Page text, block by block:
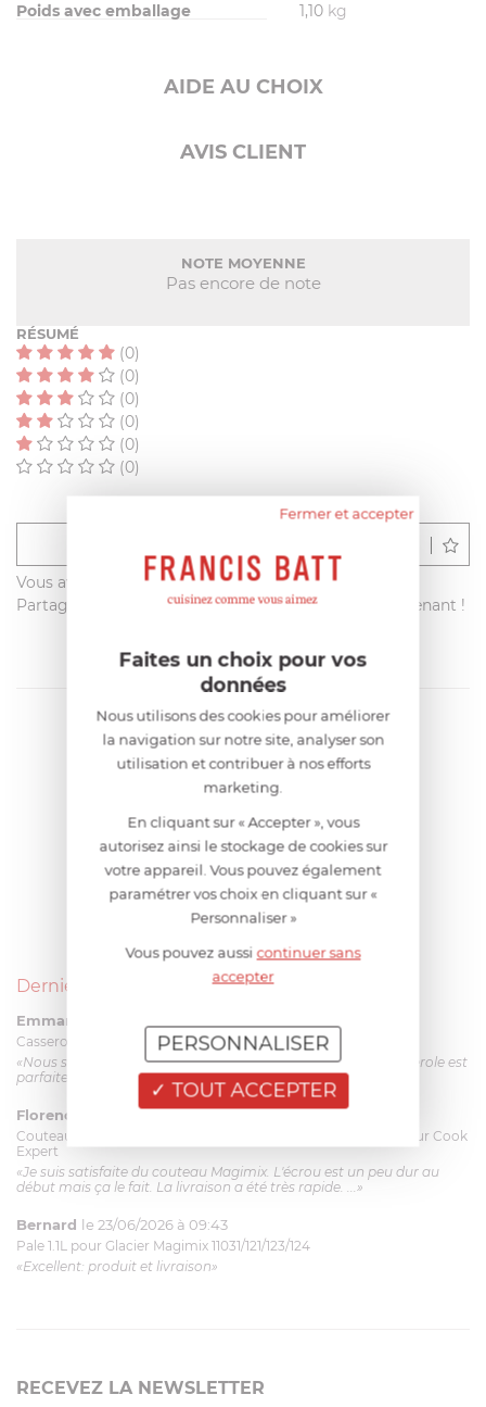
Poids avec emballage
1,10 kg
AIDE AU CHOIX
AVIS CLIENT
NOTE MOYENNE
Pas encore de note
RÉSUMÉ
(0)
(0)
(0)
(0)
(0)
(0)
Vous avez acheté ce produit sur francisbatt.com ?
Partagez votre avis avec les autres clients dès maintenant !
Derniers avis produits
Emmanuel 56 ans
Casserole mini 9 cm Castelpro 5 ply poignée fixe
«Nous sommes dans un produit de haute qualité. Cette casserole est
parfaite pour l'élaboration des sauces et vient complé...»
Florence 63 ans le 23/06/2026 à 11:17
Couteau complet avec lame, joint & écrou pour le robot cuiseur Cook
Expert
«Je suis satisfaite du couteau Magimix. L'écrou est un peu dur au
début mais ça le fait. La livraison a été très rapide. ...»
Bernard le 23/06/2026 à 09:43
Pale 1.1L pour Glacier Magimix 11031/121/123/124
«Excellent: produit et livraison»
RECEVEZ LA NEWSLETTER
Fermer et accepter
Faites un choix pour vos
données
Nous utilisons des cookies pour améliorer
la navigation sur notre site, analyser son
utilisation et contribuer à nos efforts
marketing.
En cliquant sur « Accepter », vous
autorisez ainsi le stockage de cookies sur
votre appareil. Vous pouvez également
paramétrer vos choix en cliquant sur «
Personnaliser »
Vous pouvez aussicontinuer sans
accepter
TOUT ACCEPTER
PERSONNALISER